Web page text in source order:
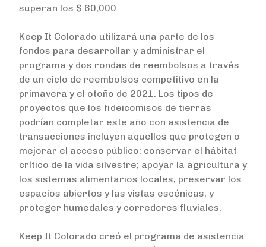
superan los $ 60,000.
Keep It Colorado utilizará una parte de los
fondos para desarrollar y administrar el
programa y dos rondas de reembolsos a través
de un ciclo de reembolsos competitivo en la
primavera y el otoño de 2021. Los tipos de
proyectos que los fideicomisos de tierras
podrían completar este año con asistencia de
transacciones incluyen aquellos que protegen o
mejorar el acceso público; conservar el hábitat
crítico de la vida silvestre; apoyar la agricultura y
los sistemas alimentarios locales; preservar los
espacios abiertos y las vistas escénicas; y
proteger humedales y corredores fluviales.
Keep It Colorado creó el programa de asistencia